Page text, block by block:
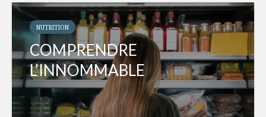
NUTRITION
COMPRENDRE
L’INNOMMABLE